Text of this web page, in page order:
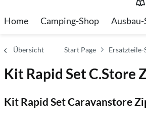
Home Camping-Shop Ausbau-
Übersicht Start Page Ersatzteile-
Kit Rapid Set C.Store
Kit Rapid Set Caravanstore